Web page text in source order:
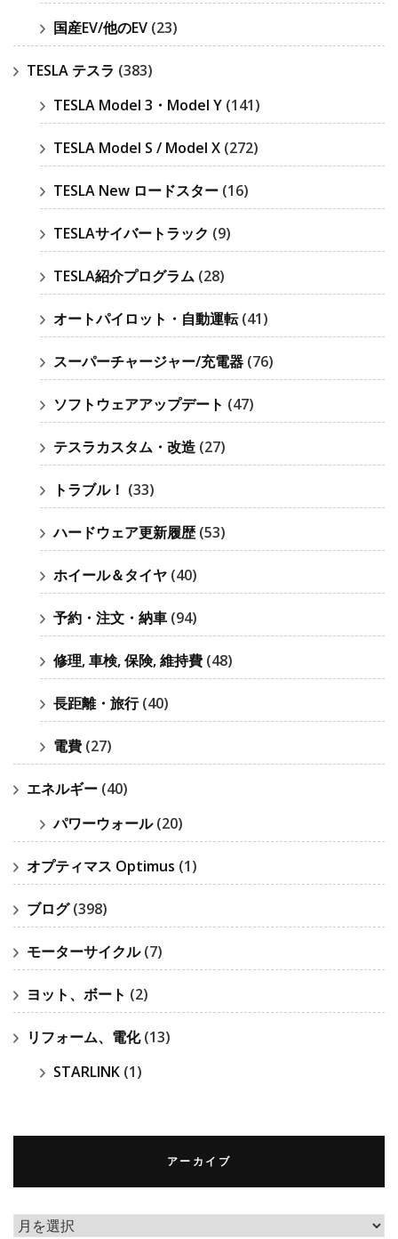
国産EV/他のEV (23)
TESLA テスラ (383)
TESLA Model 3・Model Y (141)
TESLA Model S / Model X (272)
TESLA New ロードスター (16)
TESLAサイバートラック (9)
TESLA紹介プログラム (28)
オートパイロット・自動運転(41)
スーパーチャージャー/充電器 (76)
ソフトウェアアップデート (47)
テスラカスタム・改造 (27)
トラブル！ (33)
ハードウェア更新履歴(53)
ホイール＆タイヤ (40)
予約・注文・納車 (94)
修理, 車検, 保険, 維持費 (48)
長距離・旅行(40)
電費 (27)
エネルギー (40)
パワーウォール(20)
オプティマス Optimus (1)
ブログ(398)
モーターサイクル(7)
ヨット、ボート (2)
リフォーム、電化(13)
STARLINK (1)
アーカイブ
ア